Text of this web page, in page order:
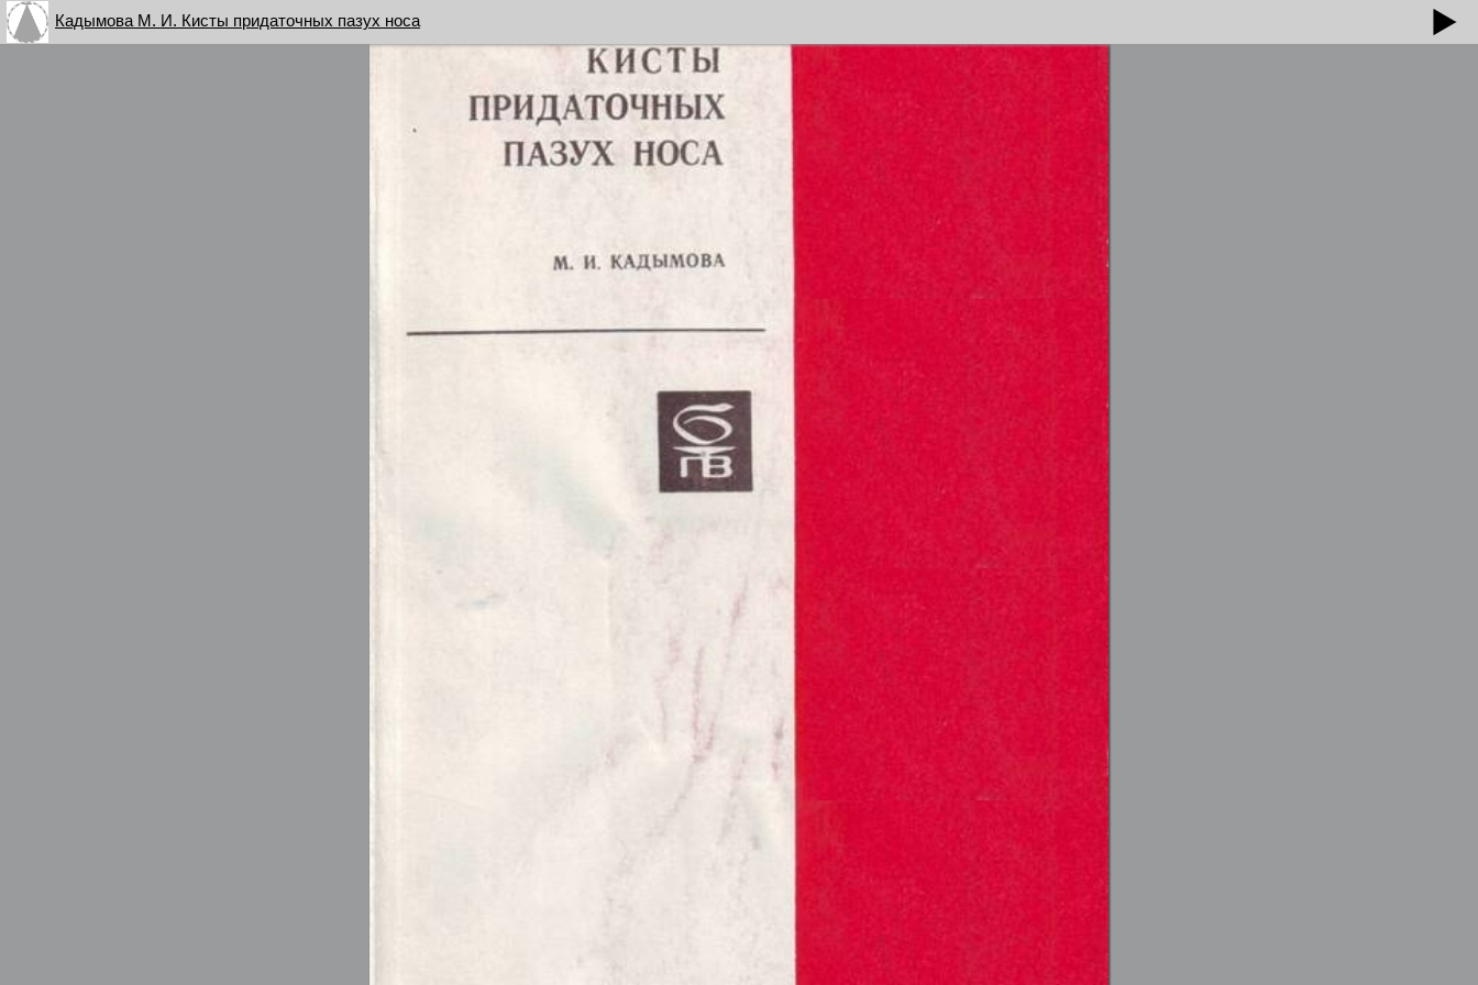
Кадымова М. И. Кисты придаточных пазух носа